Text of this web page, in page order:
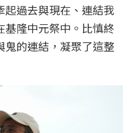
過去與現在、連結我
隆中元祭中。比慎終
鬼的連結，凝聚了這整